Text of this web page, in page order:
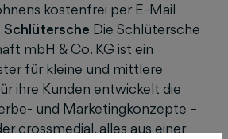
kostenfrei per E-Mail
Schlütersche Die Schlütersche
mbH & Co. KG ist ein
für kleine und mittlere
ihre Kunden entwickelt die
und Marketingkonzepte –
crossmedial, alles aus einer